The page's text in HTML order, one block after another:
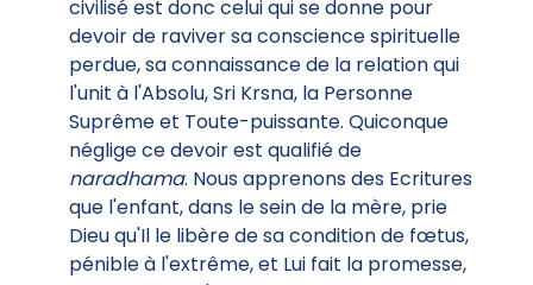
civilisé est donc celui qui se donne pour
devoir de raviver sa conscience spirituelle
perdue, sa connaissance de la relation qui
l'unit à l'Absolu, Sri Krsna, la Personne
Suprême et Toute-puissante. Quiconque
néglige ce devoir est qualifié de
naradhama. Nous apprenons des Ecritures
que l'enfant, dans le sein de la mère, prie
Dieu qu'Il le libère de sa condition de fœtus,
pénible à l'extrême, et Lui fait la promesse,